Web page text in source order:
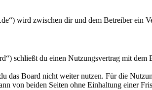
wird zwischen dir und dem Betreiber ein
schließt du einen Nutzungsvertrag mit
das Board nicht weiter nutzen. Für die
von beiden Seiten ohne Einhaltung einer